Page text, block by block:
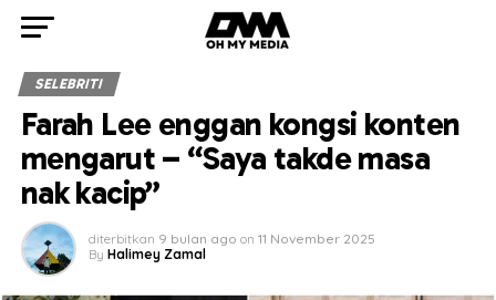
SELEBRITI
Farah Lee enggan kongsi konten
mengarut – “Saya takde masa
nak kacip”
diterbitkan 9 bulan ago on 11 November 2025
By Halimey Zamal